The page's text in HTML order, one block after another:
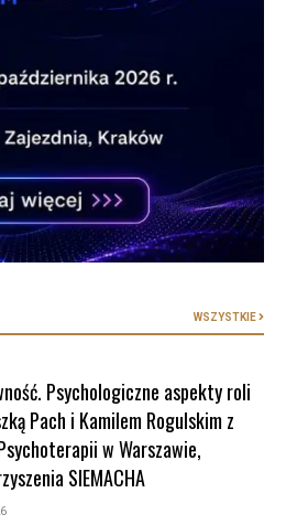
WSZYSTKIE
Psychologiczne aspekty roli
Pach i Kamilem Rogulskim z
w Warszawie,
SIEMACHA